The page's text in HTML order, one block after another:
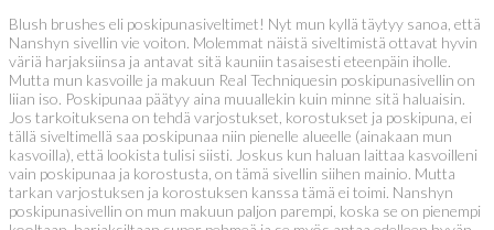
Blush brushes eli poskipunasiveltimet! Nyt mun kyllä täytyy sanoa, että
Nanshyn sivellin vie voiton. Molemmat näistä siveltimistä ottavat hyvin
väriä harjaksiinsa ja antavat sitä kauniin tasaisesti eteenpäin iholle.
Mutta mun kasvoille ja makuun Real Techniquesin poskipunasivellin on
liian iso. Poskipunaa päätyy aina muuallekin kuin minne sitä haluaisin.
Jos tarkoituksena on tehdä varjostukset, korostukset ja poskipuna, ei
tällä siveltimellä saa poskipunaa niin pienelle alueelle (ainakaan mun
kasvoilla), että lookista tulisi siisti. Joskus kun haluan laittaa kasvoilleni
vain poskipunaa ja korostusta, on tämä sivellin siihen mainio. Mutta
tarkan varjostuksen ja korostuksen kanssa tämä ei toimi. Nanshyn
poskipunasivellin on mun makuun paljon parempi, koska se on pienempi